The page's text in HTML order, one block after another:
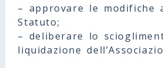
– approvare le modifiche
Statuto;
– deliberare lo
liquidazione